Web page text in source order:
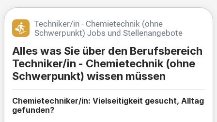
Techniker/in - Chemietechnik (ohne
Schwerpunkt) Jobs und Stellenangebote
Alles was Sie über den Berufsbereich
Techniker/in - Chemietechnik (ohne
Schwerpunkt) wissen müssen
Chemietechniker/in: Vielseitigkeit gesucht, Alltag
gefunden?